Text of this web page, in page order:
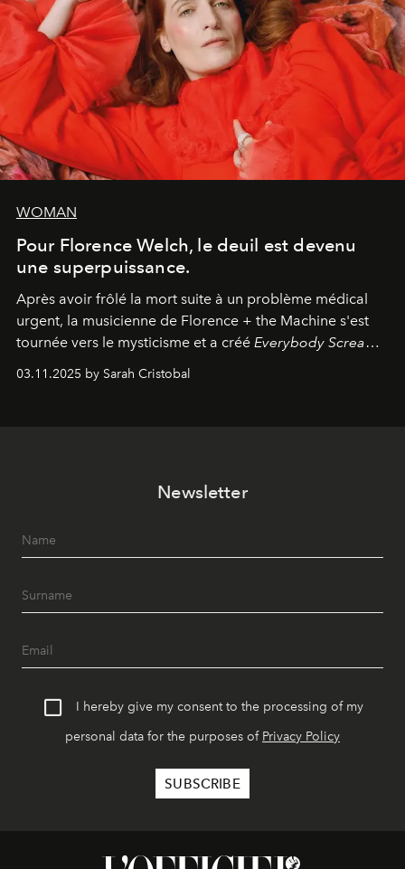
WOMAN
Pour Florence Welch, le deuil est devenu
une superpuissance.
Après avoir frôlé la mort suite à un problème médical
urgent, la musicienne de Florence + the Machine s'est
tournée vers le mysticisme et a créé Everybody Scream
l'un de ses albums les plus profonds à ce jour.
03.11.2025 by Sarah Cristobal
Newsletter
I hereby give my consent to the processing of my
personal data for the purposes of Privacy Policy